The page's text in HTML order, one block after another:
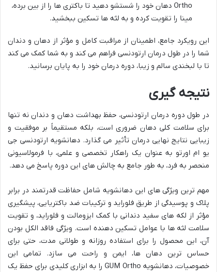
Ortho دهان خود را شستشو دهید تا باکتری ها را از بین برده،
مینا را تقویت کرده و به لثه ها تسکین ببخشید.
این رویکرد جامع، اطمینان از مراقبت کامل و مؤثر از دهان و دندان
شما را در طول درمان ارتودنسی فراهم می کند و به شما کمک می کند
تا با لبخندی سالم و زیبا، دوره درمان خود را به پایان برسانید.
نتیجه گیری
در طول دوره درمان ارتودنسی، حفظ بهداشت دهان و دندان نه تنها
برای سلامت کلی دهان ضروری است، بلکه مستقیماً بر موفقیت و
زیبایی نتایج نهایی درمان تأثیر می گذارد. دهانشویه ارتودنسی جی
یو ام اورتو به عنوان یک راهکار تخصصی و علمی، با فرمولاسیونی
منحصر به فرد، به طور جامع به چالش های این دوره پاسخ می دهد.
مهم ترین ویژگی های این دهانشویه شامل حفاظت قدرتمند در برابر
پلاک و پوسیدگی از طریق فلوراید و ترکیبات ضد باکتریایی، پیشگیری
مؤثر از لکه های سفید دندانی با کمک ایزومالت و فلوراید، و تقویت
سلامت لثه ها با عوامل تسکین دهنده است. ویژگی فاقد الکل بودن
آن، این محصول را برای استفاده روزانه و طولانی مدت، حتی برای
حساس ترین دهان ها، ایمن و راحت می سازد. تمامی این
خصوصیات، دهانشویه GUM Ortho را به ابزاری کلیدی برای حفظ یک